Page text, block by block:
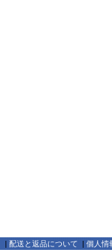
| 配送と返品について | 個人情